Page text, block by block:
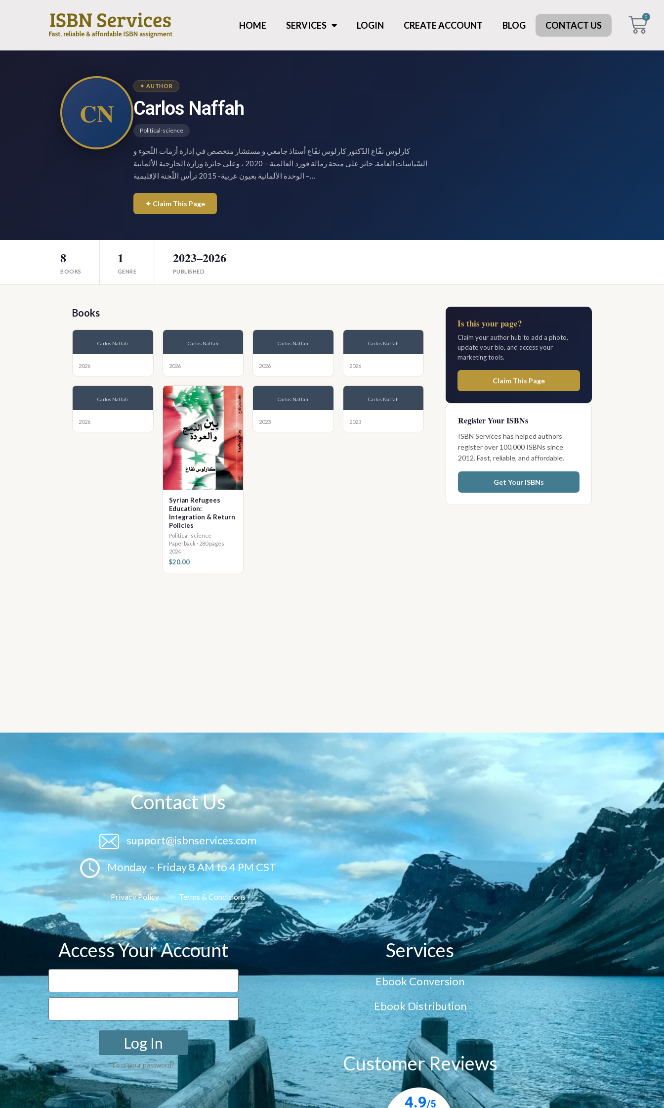
HOME SERVICES LOGIN CREATE ACCOUNT BLOG CONTACT US
0
CN
✦ AUTHOR
Carlos Naffah
Political-science
كارلوس نفّاع الدّكتور كارلوس نفّاع أستاذ جامعي و مستشار متخصص في إدارة أزمات اللّجوء و
السّياسات العامة. حائز على منحة زمالة فورد العالمية – 2020 ، وعلى جائزة وزارة الخارجية الألمانية
– الوحدة الألمانية بعيون عربية- 2015 ترأس اللّجنة الإقليمية…
✦ Claim This Page
8
BOOKS
1
GENRE
2023–2026
PUBLISHED
Books
Carlos Naffah
2026
Carlos Naffah
2026
Carlos Naffah
2026
Carlos Naffah
2026
Carlos Naffah
2026
Syrian Refugees
Education:
Integration & Return
Policies
Political-science
Paperback · 280 pages
2024
$20.00
Carlos Naffah
2023
Carlos Naffah
2023
Is this your page?
Claim your author hub to add a photo,
update your bio, and access your
marketing tools.
Claim This Page
Register Your ISBNs
ISBN Services has helped authors
register over 100,000 ISBNs since
2012. Fast, reliable, and affordable.
Get Your ISBNs
Contact Us
support@isbnservices.com
Monday – Friday 8 AM to 4 PM CST
Privacy Policy Terms & Conditions
Access Your Account
Log In
Lost your password?
Services
Ebook Conversion
Ebook Distribution
Customer Reviews